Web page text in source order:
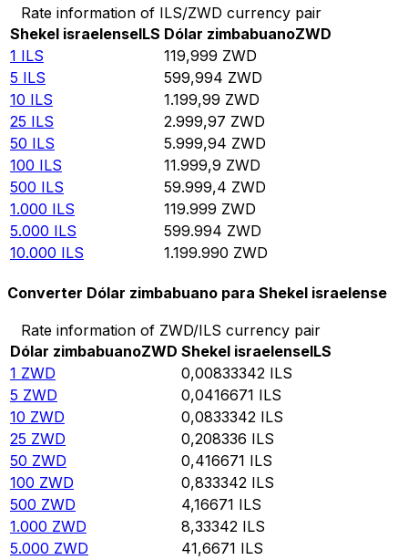
Rate information of ILS/ZWD currency pair
Shekel israelenseILS Dólar zimbabuanoZWD
1 ILS 119,999 ZWD
5 ILS 599,994 ZWD
10 ILS 1.199,99 ZWD
25 ILS 2.999,97 ZWD
50 ILS 5.999,94 ZWD
100 ILS 11.999,9 ZWD
500 ILS 59.999,4 ZWD
1.000 ILS 119.999 ZWD
5.000 ILS 599.994 ZWD
10.000 ILS 1.199.990 ZWD
Converter Dólar zimbabuano para Shekel israelense
Rate information of ZWD/ILS currency pair
Dólar zimbabuanoZWD Shekel israelenseILS
1 ZWD 0,00833342 ILS
5 ZWD 0,0416671 ILS
10 ZWD 0,0833342 ILS
25 ZWD 0,208336 ILS
50 ZWD 0,416671 ILS
100 ZWD 0,833342 ILS
500 ZWD 4,16671 ILS
1.000 ZWD 8,33342 ILS
5.000 ZWD 41,6671 ILS